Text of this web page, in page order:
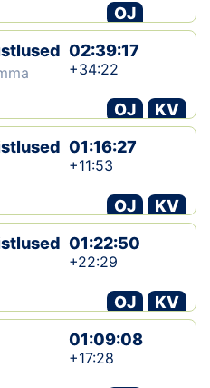
OJ
02:39:17
+34:22
OJ
KV
01:16:27
+11:53
OJ
KV
01:22:50
+22:29
OJ
KV
01:09:08
+17:28